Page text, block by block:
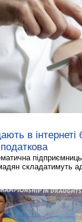
в інтернеті
складатимуть